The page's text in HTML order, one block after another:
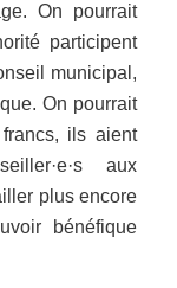
On pourrait
participent
municipal,
On pourrait
ils aient
aux
plus encore
bénéfique